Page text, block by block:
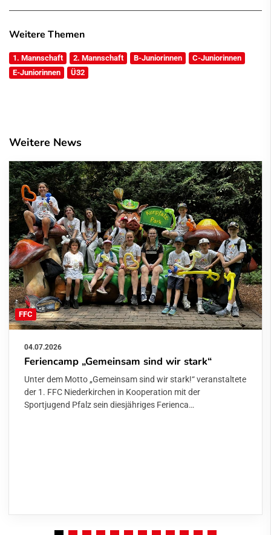
Weitere Themen
1. Mannschaft 2. Mannschaft B-Juniorinnen
C-Juniorinnen
E-Juniorinnen
Ü32
Weitere News
FFC
04.07.2026
Feriencamp „Gemeinsam sind wir stark“
Unter dem Motto „Gemeinsam sind wir stark!“ veranstaltete
der 1. FFC Niederkirchen in Kooperation mit der
Sportjugend Pfalz sein diesjähriges Ferienca…